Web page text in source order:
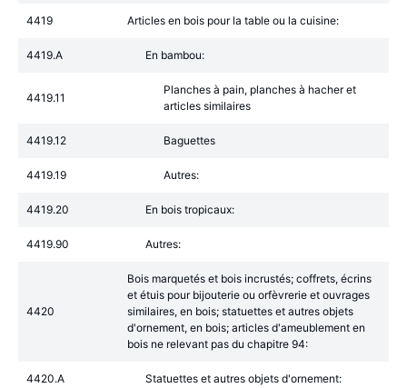
4419 Articles en bois pour la table ou la cuisine:
4419.A En bambou:
4419.11
Planches à pain, planches à hacher et
articles similaires
4419.12 Baguettes
4419.19 Autres:
4419.20 En bois tropicaux:
4419.90 Autres:
4420
Bois marquetés et bois incrustés; coffrets, écrins
et étuis pour bijouterie ou orfèvrerie et ouvrages
similaires, en bois; statuettes et autres objets
d'ornement, en bois; articles d'ameublement en
bois ne relevant pas du chapitre 94:
4420.A Statuettes et autres objets d'ornement: